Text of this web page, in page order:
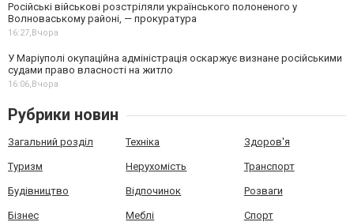
Російські військові розстріляли українського полоненого у
Волноваському районі, — прокуратура
16:27,Вчора
У Маріуполі окупаційна адміністрація оскаржує визнане російськими
судами право власності на житло
16:06,Вчора
Рубрики новин
Загальний розділ Техніка Здоров'я
Туризм Нерухомість Транспорт
Будівництво Відпочинок Розваги
Бізнес Меблі Спорт